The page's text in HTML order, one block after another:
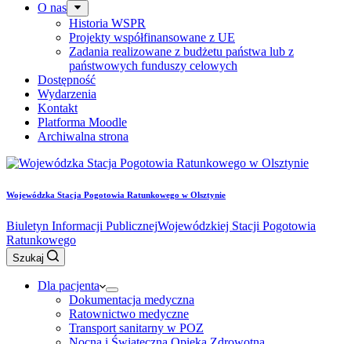
O nas
Historia WSPR
Projekty współfinansowane z UE
Zadania realizowane z budżetu państwa lub z
państwowych funduszy celowych
Dostępność
Wydarzenia
Kontakt
Platforma Moodle
Archiwalna strona
Wojewódzka Stacja Pogotowia Ratunkowego w Olsztynie
Biuletyn Informacji PublicznejWojewódzkiej Stacji Pogotowia
Ratunkowego
Szukaj
Dla pacjenta
Dokumentacja medyczna
Ratownictwo medyczne
Transport sanitarny w POZ